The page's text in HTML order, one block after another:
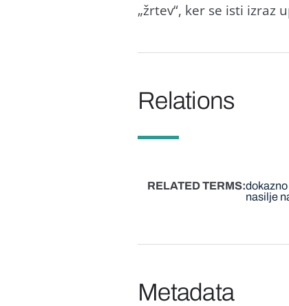
„žrtev“, ker se isti
Relations
RELATED TERMS
nasilje
Metadata